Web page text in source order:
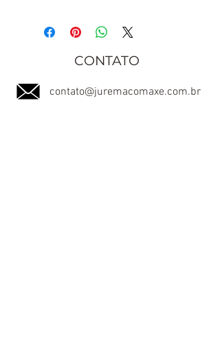
CONTATO
contato@juremacomaxe.com.br